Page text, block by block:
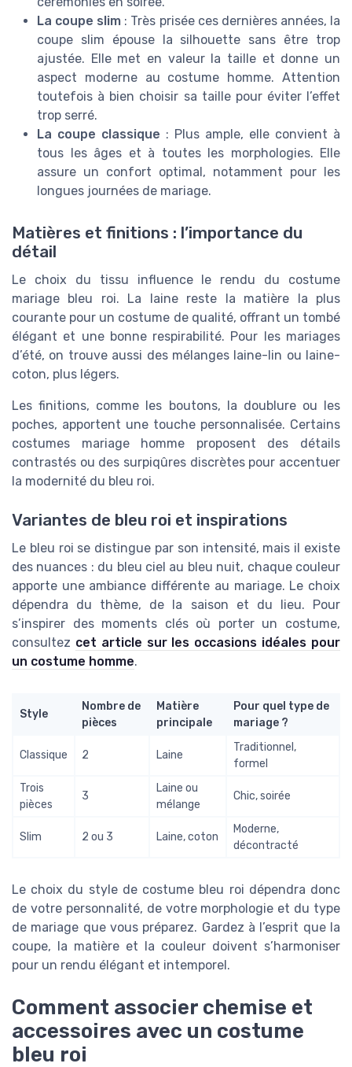
La coupe slim : Très prisée ces dernières années, la
coupe slim épouse la silhouette sans être trop
ajustée. Elle met en valeur la taille et donne un
aspect moderne au costume homme. Attention
toutefois à bien choisir sa taille pour éviter l’effet
trop serré.
La coupe classique : Plus ample, elle convient à
tous les âges et à toutes les morphologies. Elle
assure un confort optimal, notamment pour les
longues journées de mariage.
Matières et finitions : l’importance du
détail
Le choix du tissu influence le rendu du costume
mariage bleu roi. La laine reste la matière la plus
courante pour un costume de qualité, offrant un tombé
élégant et une bonne respirabilité. Pour les mariages
d’été, on trouve aussi des mélanges laine-lin ou laine-
coton, plus légers.
Les finitions, comme les boutons, la doublure ou les
poches, apportent une touche personnalisée. Certains
costumes mariage homme proposent des détails
contrastés ou des surpiqûres discrètes pour accentuer
la modernité du bleu roi.
Variantes de bleu roi et inspirations
Le bleu roi se distingue par son intensité, mais il existe
des nuances : du bleu ciel au bleu nuit, chaque couleur
apporte une ambiance différente au mariage. Le choix
dépendra du thème, de la saison et du lieu. Pour
s’inspirer des moments clés où porter un costume,
consultez cet article sur les occasions idéales pour
un costume homme.
Style
Nombre de
pièces
Matière
principale
Pour quel type de
mariage ?
Classique 2 Laine
Traditionnel,
formel
Trois
pièces
3
Laine ou
mélange
Chic, soirée
Slim 2 ou 3 Laine, coton
Moderne,
décontracté
Le choix du style de costume bleu roi dépendra donc
de votre personnalité, de votre morphologie et du type
de mariage que vous préparez. Gardez à l’esprit que la
coupe, la matière et la couleur doivent s’harmoniser
pour un rendu élégant et intemporel.
Comment associer chemise et
accessoires avec un costume
bleu roi